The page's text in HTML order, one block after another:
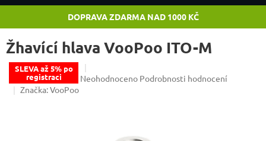
DOPRAVA ZDARMA NAD 1000 KČ
Žhavící hlava VooPoo ITO-M
SLEVA až 5% po
registraci
Průměrné hodnocení produktu je 0,0 z 5
Neohodnoceno Podrobnosti hodnocení
Značka:VooPoo